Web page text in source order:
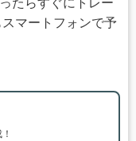
たらすぐにトレー
マートフォンで予